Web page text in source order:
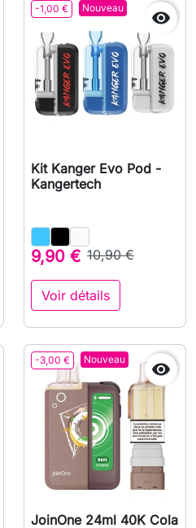
-1,00 € Nouveau

Kit Kanger Evo Pod -
Kangertech
9,90 € 10,90 €
Voir détails
-3,00 € Nouveau

JoinOne 24ml 40K Cola